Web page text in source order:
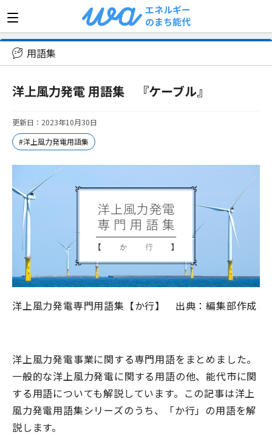
エネルギー
のまち能代
洋上風力発電 用語集 『ケーブル』
用語集
洋上風力発電 用語集 『ケーブル』
更新日：2023年10月30日
#洋上風力発電用語集
洋上風力発電専門用語集【か行】 出典：編集部作成
洋上風力発電事業に関する専門用語をまとめました。
一般的な洋上風力発電に関する用語の他、能代市に関
する用語についても解説しています。この記事は洋上
風力発電用語集シリーズのうち、「か行」の用語を解
説します。